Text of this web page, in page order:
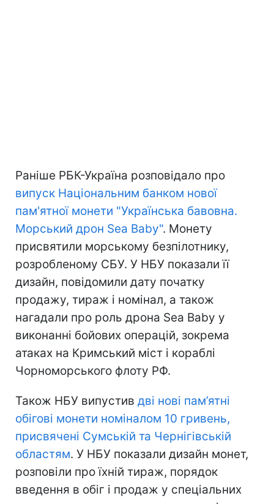
Раніше РБК-Україна розповідало про
випуск Національним банком нової
пам'ятної монети "Українська бавовна.
Морський дрон Sea Baby". Монету
присвятили морському безпілотнику,
розробленому СБУ. У НБУ показали її
дизайн, повідомили дату початку
продажу, тираж і номінал, а також
нагадали про роль дрона Sea Baby у
виконанні бойових операцій, зокрема
атаках на Кримський міст і кораблі
Чорноморського флоту РФ.
Також НБУ випустив дві нові пам’ятні
обігові монети номіналом 10 гривень,
присвячені Сумській та Чернігівській
областям. У НБУ показали дизайн монет,
розповіли про їхній тираж, порядок
введення в обіг і продаж у спеціальних